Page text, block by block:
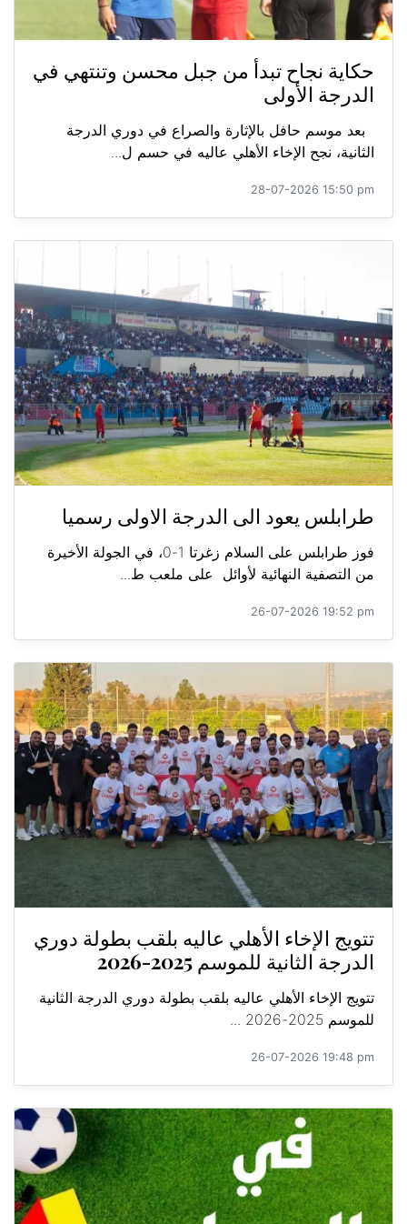
حكاية نجاح تبدأ من جبل محسن وتنتهي في
الدرجة الأولى
بعد موسم حافل بالإثارة والصراع في دوري الدرجة
الثانية، نجح الإخاء الأهلي عاليه في حسم ل...
28-07-2026 15:50 pm
طرابلس يعود الى الدرجة الاولى رسميا
فوز طرابلس على السلام زغرتا 1-0، في الجولة الأخيرة
من التصفية النهائية لأوائل على ملعب ط...
26-07-2026 19:52 pm
تتويج الإخاء الأهلي عاليه بلقب بطولة دوري
الدرجة الثانية للموسم 2025-2026
تتويج الإخاء الأهلي عاليه بلقب بطولة دوري الدرجة الثانية
للموسم 2025-2026 ...
26-07-2026 19:48 pm